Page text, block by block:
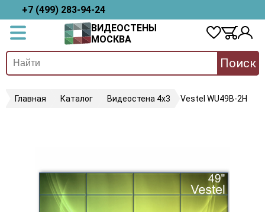
+7 (499) 283-94-24
ВИДЕОСТЕНЫ
МОСКВА
Поиск
Главная Каталог Видеостена 4х3 Vestel WU49B-2H